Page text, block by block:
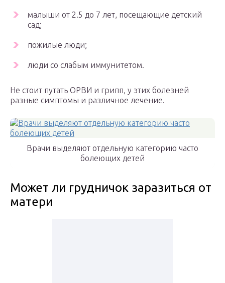
малыши от 2.5 до 7 лет, посещающие детский
сад;
пожилые люди;
люди со слабым иммунитетом.
Не стоит путать ОРВИ и грипп, у этих болезней
разные симптомы и различное лечение.
Врачи выделяют отдельную категорию часто
болеющих детей
Может ли грудничок заразиться от
матери